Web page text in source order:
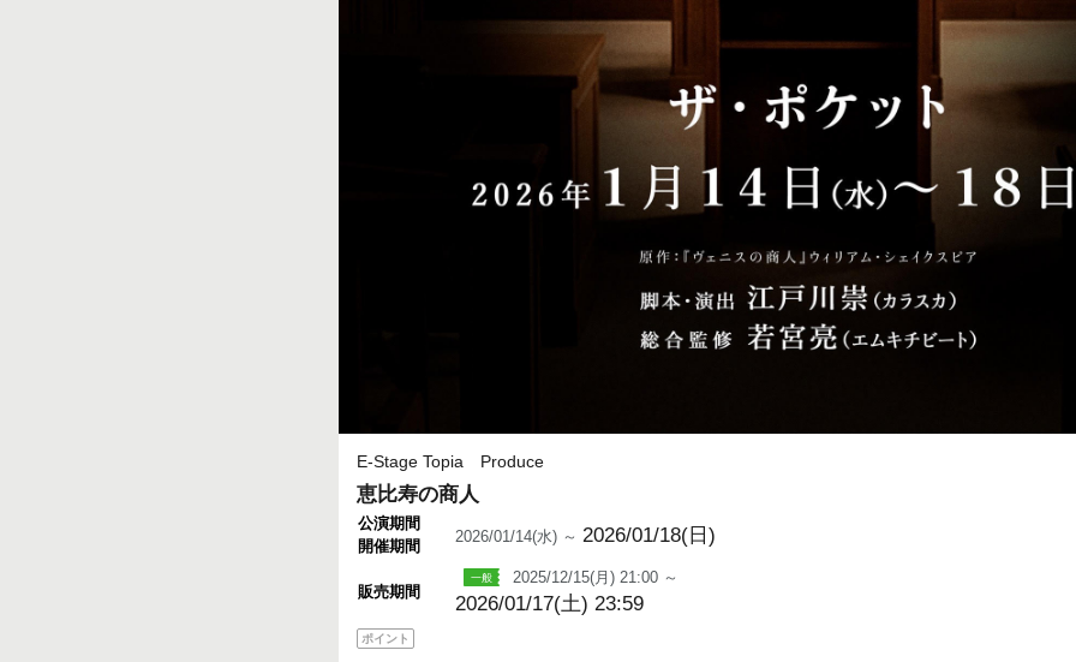
E-Stage Topia Produce
恵比寿の商人
公演期間
開催期間
2026/01/14(水) ～ 2026/01/18(日)
販売期間
2025/12/15(月) 21:00 ～
2026/01/17(土) 23:59
ポイント